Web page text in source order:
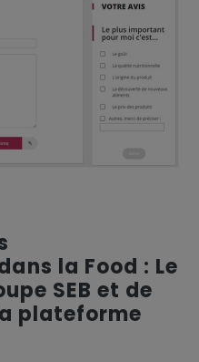
la Food : Le
SEB et de
plateforme